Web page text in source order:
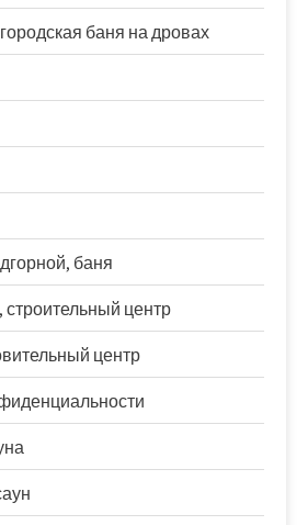
баня на дровах
баня
центр
центр